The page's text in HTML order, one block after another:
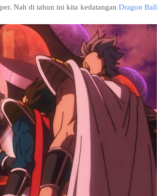
Nah di tahun ini kita kedatangan Dragon Ball